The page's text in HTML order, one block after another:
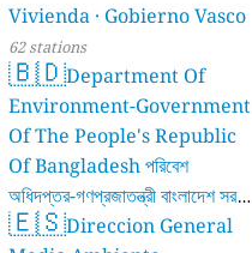
Vivienda · Gobierno Vasco
62 stations
🇧🇩Department Of
Environment-Government
Of The People's Republic
Of Bangladesh পরিবেশ
অধিদপ্তর-গণপ্রজাতন্ত্রী বাংলাদেশ সরকার
17 stations
🇪🇸Direccion General